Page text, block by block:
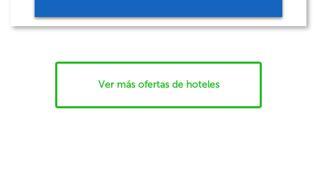
Ver más ofertas de hoteles